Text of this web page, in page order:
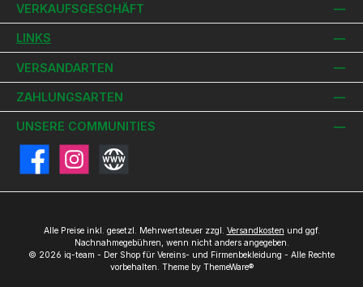
VERKAUFSGESCHÄFT
LINKS
VERSANDARTEN
ZAHLUNGSARTEN
UNSERE COMMUNITIES
FacebookInstagramWebsite
Alle Preise inkl. gesetzl. Mehrwertsteuer zzgl. Versandkosten und ggf.
Nachnahmegebühren, wenn nicht anders angegeben.
© 2026 iq-team - Der Shop für Vereins- und Firmenbekleidung - Alle Rechte
vorbehalten. Theme by ThemeWare®